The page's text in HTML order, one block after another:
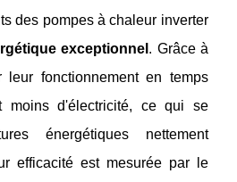
des pompes à chaleur inverter
exceptionnel . Grâce à
leur fonctionnement en temps
moins d'électricité, ce qui se
énergétiques nettement
efficacité est mesurée par le